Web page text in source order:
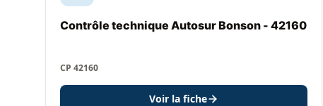
Contrôle technique Autosur Bonson - 42160
CP 42160
Voir la fiche